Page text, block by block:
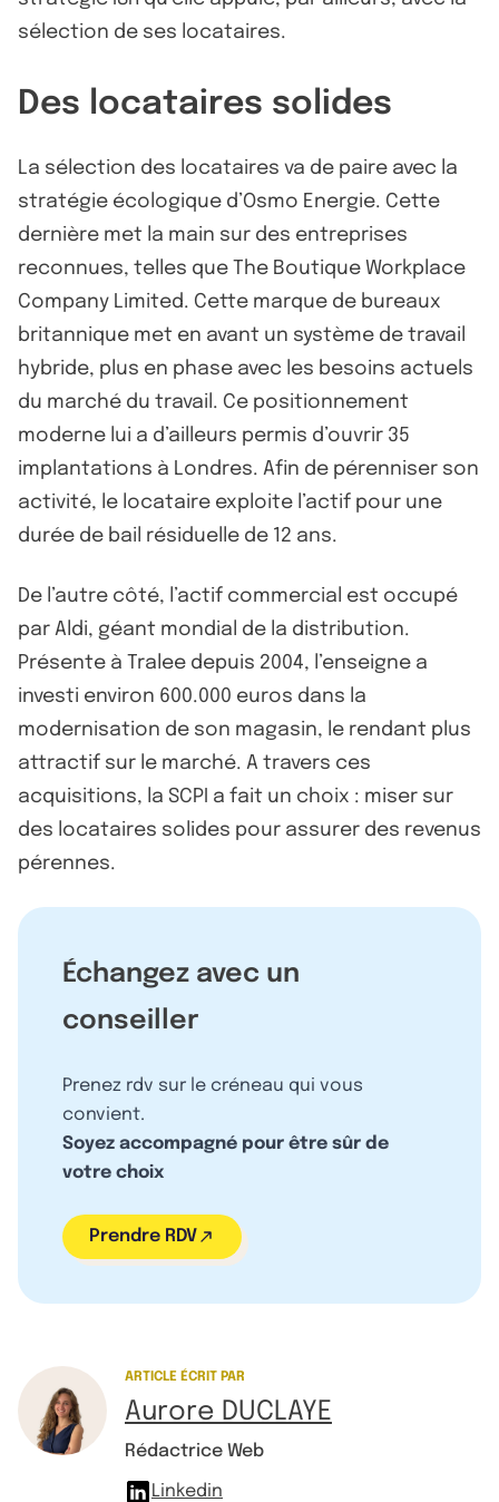
sélection de ses locataires.
Des locataires solides
La sélection des locataires va de paire avec la
stratégie écologique d’Osmo Energie. Cette
dernière met la main sur des entreprises
reconnues, telles que The Boutique Workplace
Company Limited. Cette marque de bureaux
britannique met en avant un système de travail
hybride, plus en phase avec les besoins actuels
du marché du travail. Ce positionnement
moderne lui a d’ailleurs permis d’ouvrir 35
implantations à Londres. Afin de pérenniser son
activité, le locataire exploite l’actif pour une
durée de bail résiduelle de 12 ans.
De l’autre côté, l’actif commercial est occupé
par Aldi, géant mondial de la distribution.
Présente à Tralee depuis 2004, l’enseigne a
investi environ 600.000 euros dans la
modernisation de son magasin, le rendant plus
attractif sur le marché. A travers ces
acquisitions, la SCPI a fait un choix : miser sur
des locataires solides pour assurer des revenus
pérennes.
Échangez avec un
conseiller
Prenez rdv sur le créneau qui vous
convient.
Soyez accompagné pour être sûr de
votre choix
Prendre RDV
ARTICLE ÉCRIT PAR
Aurore DUCLAYE
Rédactrice Web
Linkedin